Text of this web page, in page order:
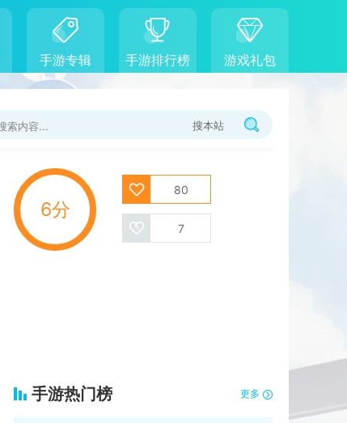
手游专辑 手游排行榜 游戏礼包
搜本站
6分
80
7
手游热门榜 更多